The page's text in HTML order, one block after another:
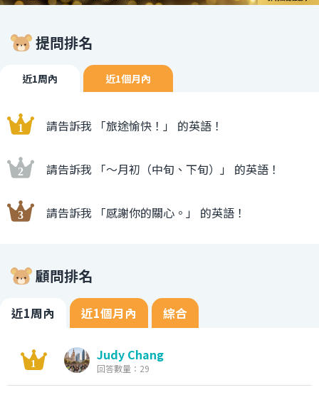
提問排名
近1周內 近1個月內
請告訴我 「旅途愉快！」 的英語！
請告訴我 「〜月初（中旬、下旬）」 的英語！
請告訴我 「感謝你的關心。」 的英語！
顧問排名
近1周內 近1個月內 綜合
Judy Chang
回答數量：29